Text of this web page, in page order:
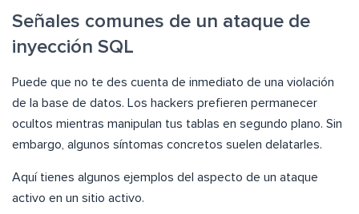
Señales comunes de un ataque de
inyección SQL
Puede que no te des cuenta de inmediato de una violación
de la base de datos. Los hackers prefieren permanecer
ocultos mientras manipulan tus tablas en segundo plano. Sin
embargo, algunos síntomas concretos suelen delatarles.
Aquí tienes algunos ejemplos del aspecto de un ataque
activo en un sitio activo.